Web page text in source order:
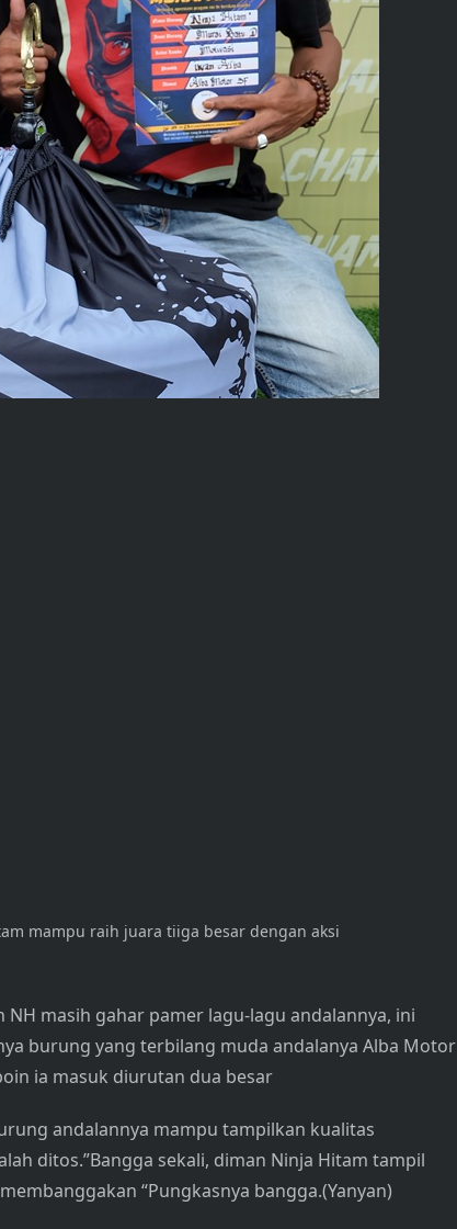
mampu raih juara tiiga besar dengan aksi
masih gahar pamer lagu-lagu andalannya, ini
burung yang terbilang muda andalanya Alba Motor
ia masuk diurutan dua besar
andalannya mampu tampilkan kualitas
ditos.”Bangga sekali, diman Ninja Hitam tampil
“Pungkasnya bangga.(Yanyan)